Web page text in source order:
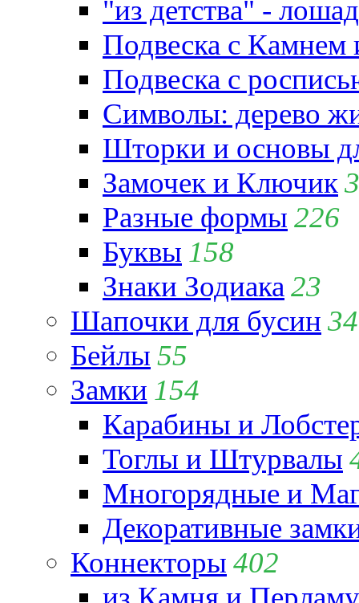
"из детства" -
Подвеска с
Подвеска с
Символы: дерево
Шторки и основы
Замочек и Ключик
Разные формы 226
Буквы 158
Знаки Зодиака 23
Шапочки для бусин 34
Бейлы 55
Замки 154
Карабины и
Тоглы и Штурвалы
Многорядные и
Декоративные
Коннекторы 402